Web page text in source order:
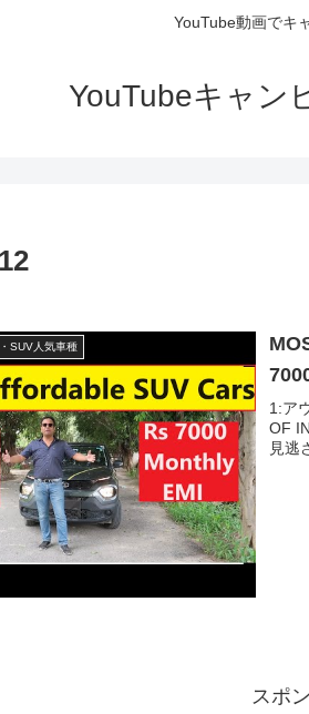
YouTube動画でキ
YouTubeキャン
SUV人気車種
1:ア
OF
見逃
スポ